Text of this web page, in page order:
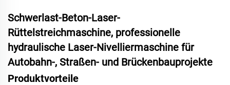
Schwerlast-Beton-Laser-
Rüttelstreichmaschine, professionelle
hydraulische Laser-Nivelliermaschine für
Autobahn-, Straßen- und Brückenbauprojekte
Produktvorteile